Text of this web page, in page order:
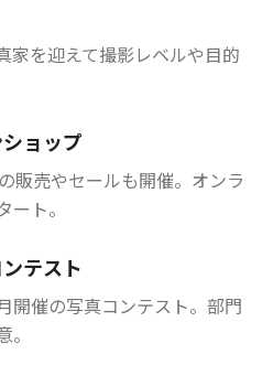
家を迎えて撮影レベルや目的
ョップ
販売やセールも開催。オンラ
ト。
テスト
開催の写真コンテスト。部門